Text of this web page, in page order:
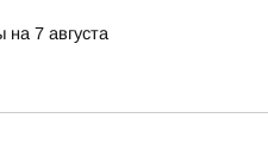
на 7 августа